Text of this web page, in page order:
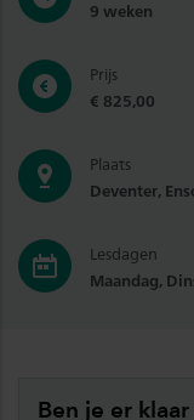
9 weken
Prijs
€ 825,00
Plaats
Deventer,
Lesdagen
Maandag,
Ben je er